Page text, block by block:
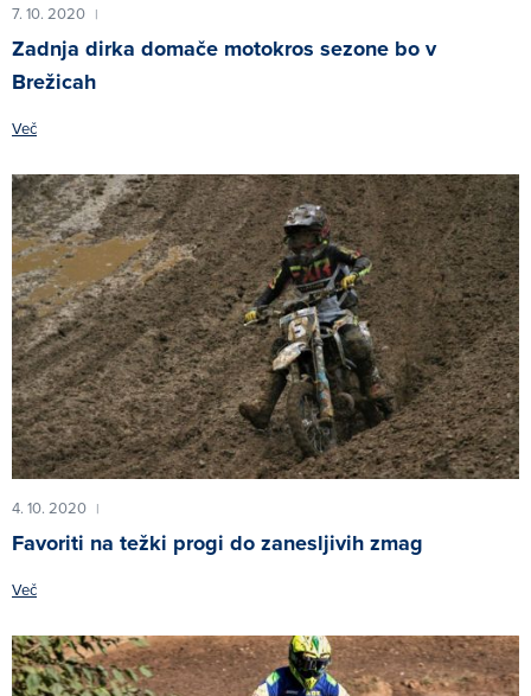
7. 10. 2020 |
Zadnja dirka domače motokros sezone bo v
Brežicah
Več
4. 10. 2020 |
Favoriti na težki progi do zanesljivih zmag
Več